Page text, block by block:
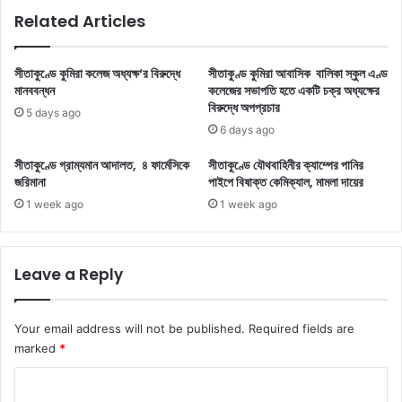
Related Articles
সীতাকুণ্ডে কুমিরা কলেজ অধ্যক্ষ‘র বিরুদ্ধে
মানববন্ধন
5 days ago
সীতাকুণ্ড কুমিরা আবাসিক বালিকা স্কুল এণ্ড
কলেজের সভাপতি হতে একটি চক্র অধ্যক্ষের
বিরুদ্ধে অপপ্রচার
6 days ago
সীতাকুণ্ডে গ্রাম্যমান আদালত, ৪ ফার্মেসিকে
জরিমানা
1 week ago
সীতাকুণ্ডে যৌথবাহিনীর ক্যাম্পের পানির
পাইপে বিষাক্ত কেমিক্যাল, মামলা দায়ের
1 week ago
Leave a Reply
Your email address will not be published. Required fields are
marked *